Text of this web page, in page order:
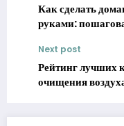
Как сделать
руками:
Next post
Рейтинг лучших
очищения